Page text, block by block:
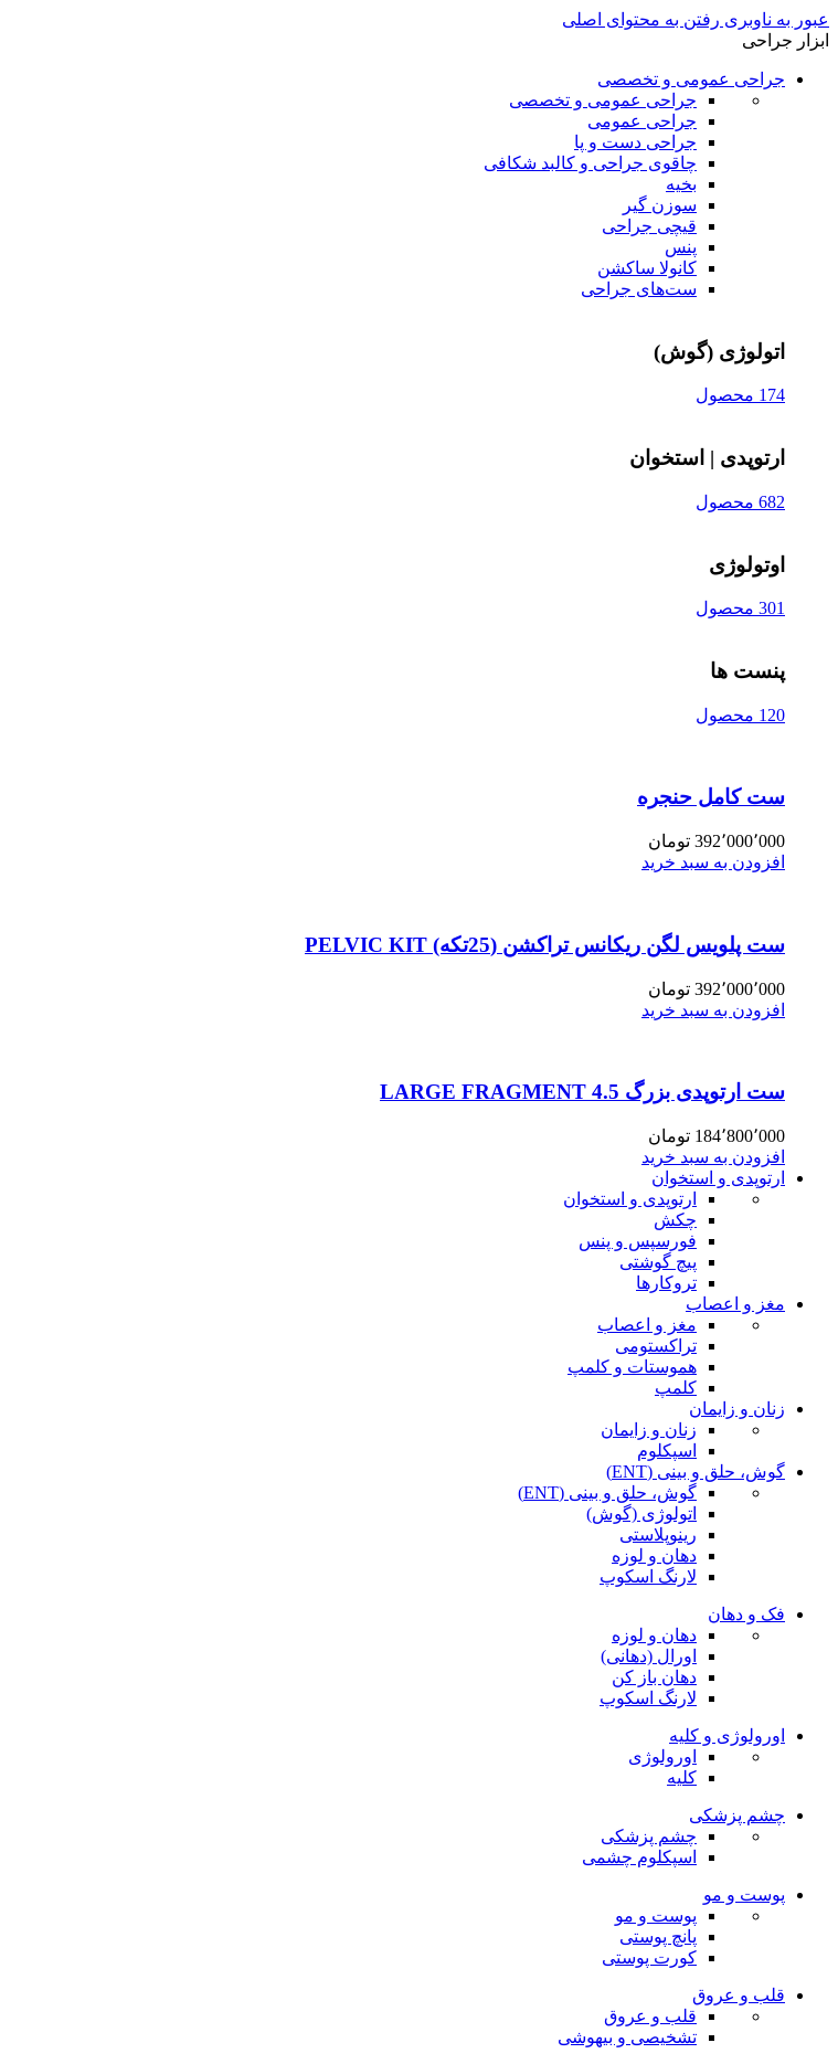
عبور به ناوبری رفتن به محتوای اصلی
ابزار جراحی
جراحی عمومی و تخصصی
جراحی عمومی و تخصصی
جراحی عمومی
جراحی دست و پا
چاقوی جراحی و کالبد شکافی
بخیه
سوزن‌ گیر
قیچی‌ جراحی
پنس
کانولا ساکشن
ست‌های جراحی
اتولوژی (گوش)
174 محصول
ارتوپدی | استخوان
682 محصول
اوتولوژی
301 محصول
پنست ها
120 محصول
ست کامل حنجره
392٬000٬000 تومان
افزودن به سبد خرید
ست پلویس لگن ریکانس تراکشن (25تکه) PELVIC KIT
392٬000٬000 تومان
افزودن به سبد خرید
ست ارتوپدی بزرگ 4.5 LARGE FRAGMENT
184٬800٬000 تومان
افزودن به سبد خرید
ارتوپدی و استخوان
ارتوپدی و استخوان
چکش
فورسپس و پنس
پیچ گوشتی
تروکارها
مغز و اعصاب
مغز و اعصاب
تراکستومی
هموستات و کلمپ
کلمپ
زنان و زایمان
زنان و زایمان
اسپکلوم
گوش، حلق و بینی (ENT)
گوش، حلق و بینی (ENT)
اتولوژی (گوش)
رینوپلاستی
دهان و لوزه
لارنگ اسکوپ
فک و دهان
دهان و لوزه
اورال (دهانی)
دهان باز کن
لارنگ اسکوپ
اورولوژی و کلیه
اورولوژی
کلیه
چشم پزشکی
چشم پزشکی
اسپکلوم چشمی
پوست و مو
پوست و مو
پانچ پوستی
کورت پوستی
قلب و عروق
قلب و عروق
تشخیصی و بیهوشی